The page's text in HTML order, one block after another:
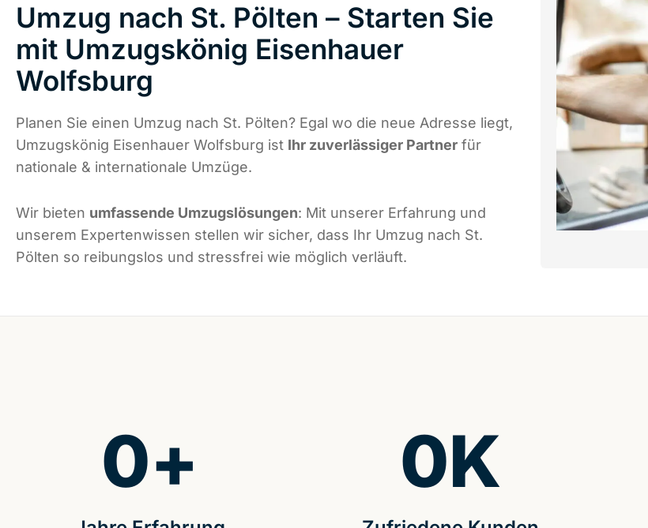
Umzug nach St. Pölten – Starten Sie
mit Umzugskönig Eisenhauer
Wolfsburg
Planen Sie einen Umzug nach St. Pölten? Egal wo die neue Adresse liegt,
Umzugskönig Eisenhauer Wolfsburg ist Ihr zuverlässiger Partner für
nationale & internationale Umzüge.
Wir bieten umfassende Umzugslösungen: Mit unserer Erfahrung und
unserem Expertenwissen stellen wir sicher, dass Ihr Umzug nach St.
Pölten so reibungslos und stressfrei wie möglich verläuft.
0+ 0K